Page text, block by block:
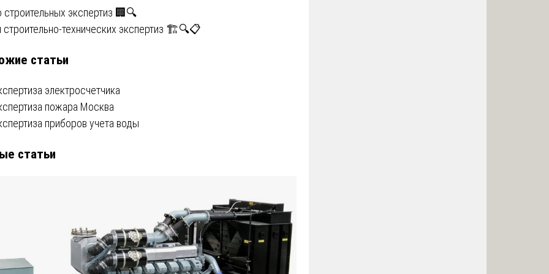
экспертиз 🏢🔍
технических экспертиз 🏗️🔍📋
статьи
электросчетчика
пожара Москва
приборов учета воды
статьи